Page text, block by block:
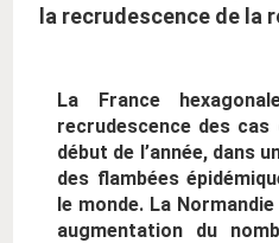
la recrudescence de la
La France
recrudescence des
début de l’année, dans
des flambées
le monde. La
augmentation du